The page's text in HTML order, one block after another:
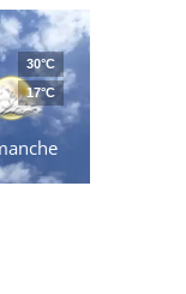
30°C
17°C